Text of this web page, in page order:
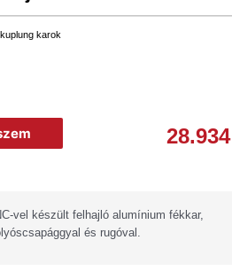
karok
28.934
vel készült felhajló alumínium fékkar,
és rugóval.